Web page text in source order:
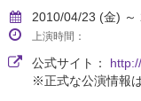
2010/04/23 (金) ～
上演時間：
公式サイト：
※正式な公演情報